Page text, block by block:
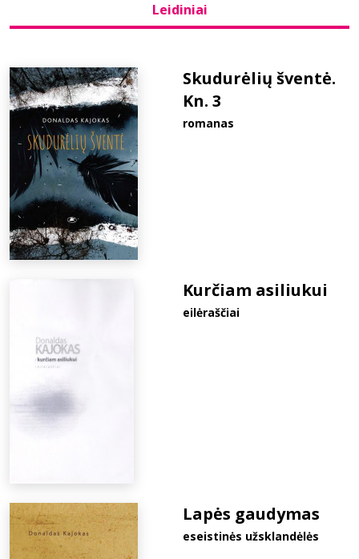
Bibliotekoms
D.U.K.
Leidiniai
Skudurėlių šventė.
Kn. 3
romanas
Kurčiam asiliukui
eilėraščiai
Lapės gaudymas
eseistinės užsklandėlės